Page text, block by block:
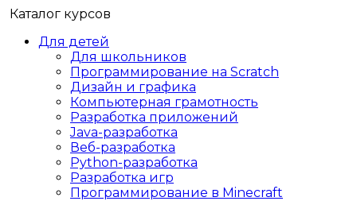
Каталог курсов
Для детей
Для школьников
Программирование на Scratch
Дизайн и графика
Компьютерная грамотность
Разработка приложений
Java-разработка
Веб-разработка
Python-разработка
Разработка игр
Программирование в Minecraft